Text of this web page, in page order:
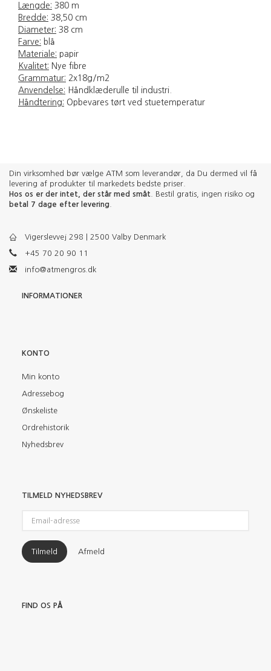
Længde: 380 m
Bredde: 38,50 cm
Diameter: 38 cm
Farve: blå
Materiale: papir
Kvalitet: Nye fibre
Grammatur: 2x18g/m2
Anvendelse: Håndklæderulle til industri.
Håndtering: Opbevares tørt ved stuetemperatur
Din virksomhed bør vælge ATM som leverandør, da Du dermed vil få
levering af produkter til markedets bedste priser.
Hos os er der intet, der står med småt . Bestil gratis, ingen risiko og
betal 7 dage efter levering
Vigerslevvej 298 | 2500 Valby Denmark
+45 70 20 90 11
info@atmengros.dk
INFORMATIONER
KONTO
Min konto
Adressebog
Ønskeliste
Ordrehistorik
Nyhedsbrev
TILMELD NYHEDSBREV
adresse
Tilmeld Afmeld
FIND OS PÅ